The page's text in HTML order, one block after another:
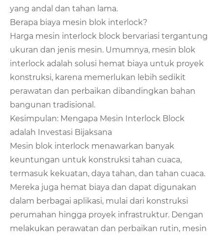
yang andal dan tahan lama.
Berapa biaya mesin blok interlock?
Harga mesin interlock block bervariasi tergantung
ukuran dan jenis mesin. Umumnya, mesin blok
interlock adalah solusi hemat biaya untuk proyek
konstruksi, karena memerlukan lebih sedikit
perawatan dan perbaikan dibandingkan bahan
bangunan tradisional.
Kesimpulan: Mengapa Mesin Interlock Block
adalah Investasi Bijaksana
Mesin blok interlock menawarkan banyak
keuntungan untuk konstruksi tahan cuaca,
termasuk kekuatan, daya tahan, dan tahan cuaca.
Mereka juga hemat biaya dan dapat digunakan
dalam berbagai aplikasi, mulai dari konstruksi
perumahan hingga proyek infrastruktur. Dengan
melakukan perawatan dan perbaikan rutin, mesin